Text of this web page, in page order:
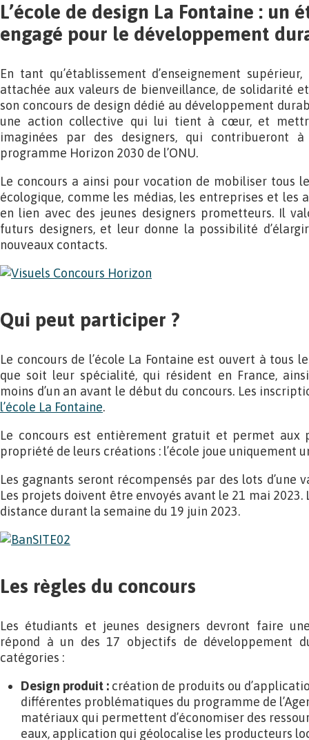
L’école de design La Fontaine : un
engagé pour le développement
En tant qu’établissement d’enseignement
attachée aux valeurs de bienveillance, de solidarité
son concours de design dédié au développement
une action collective qui lui tient à cœur, et
imaginées par des designers, qui contribueront
programme Horizon 2030 de l’ONU.
Le concours a ainsi pour vocation de mobiliser tous
écologique, comme les médias, les entreprises et les
en lien avec des jeunes designers prometteurs. Il
futurs designers, et leur donne la possibilité
nouveaux contacts.
Qui peut participer ?
Le concours de l’école La Fontaine est ouvert à tous
que soit leur spécialité, qui résident en France,
moins d’un an avant le début du concours. Les
l’école La Fontaine.
Le concours est entièrement gratuit et permet aux
propriété de leurs créations : l’école joue uniquement
Les gagnants seront récompensés par des lots d’une
Les projets doivent être envoyés avant le 21 mai 2023.
distance durant la semaine du 19 juin 2023.
Les règles du concours
Les étudiants et jeunes designers devront faire
répond à un des 17 objectifs de développement
catégories :
Design produit : création de produits ou
différentes problématiques du programme de
matériaux qui permettent d’économiser des
eaux, application qui géolocalise les producteurs